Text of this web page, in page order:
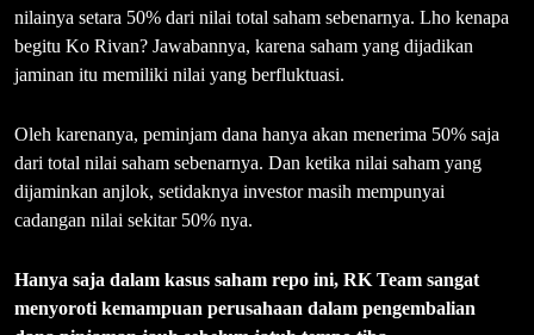
nilainya setara 50% dari nilai total saham sebenarnya. Lho kenapa
begitu Ko Rivan? Jawabannya, karena saham yang dijadikan
jaminan itu memiliki nilai yang berfluktuasi.
Oleh karenanya, peminjam dana hanya akan menerima 50% saja
dari total nilai saham sebenarnya. Dan ketika nilai saham yang
dijaminkan anjlok, setidaknya investor masih mempunyai
cadangan nilai sekitar 50% nya.
Hanya saja dalam kasus saham repo ini, RK Team sangat
menyoroti kemampuan perusahaan dalam pengembalian